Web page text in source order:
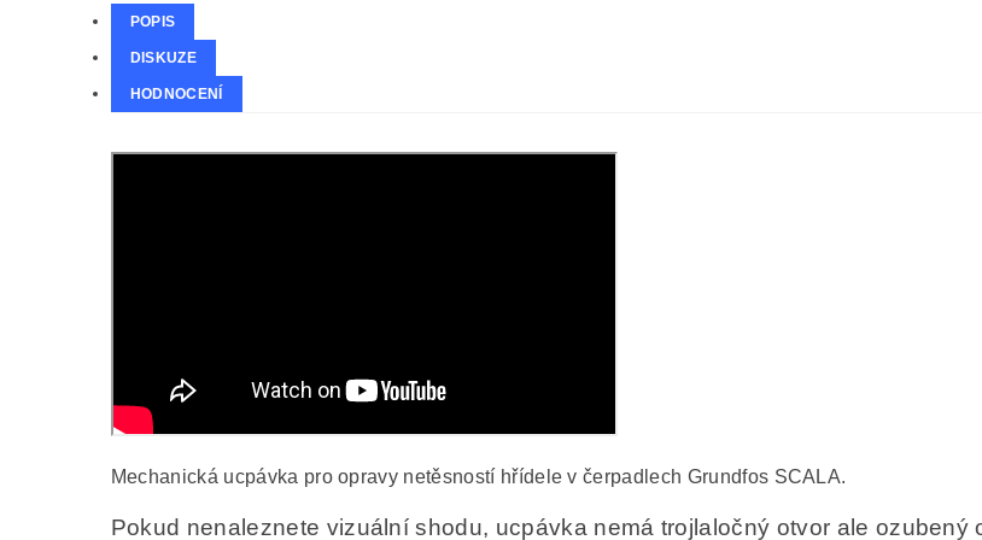
POPIS
DISKUZE
HODNOCENÍ
Mechanická ucpávka pro opravy netěsností hřídele v čerpadlech Grundfos SCALA.
Pokud nenaleznete vizuální shodu, ucpávka nemá trojlaločný otvor ale ozubený